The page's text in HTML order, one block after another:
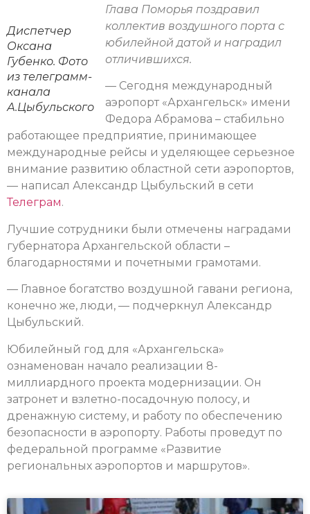
Диспетчер
Оксана
Губенко. Фото
из телеграмм-
канала
А.Цыбульского
Глава Поморья поздравил
коллектив воздушного порта с
юбилейной датой и наградил
отличившихся.
— Сегодня международный
аэропорт «Архангельск» имени
Федора Абрамова – стабильно
работающее предприятие, принимающее
международные рейсы и уделяющее серьезное
внимание развитию областной сети аэропортов,
— написал Александр Цыбульский в сети
Телеграм.
Лучшие сотрудники были отмечены наградами
губернатора Архангельской области –
благодарностями и почетными грамотами.
— Главное богатство воздушной гавани региона,
конечно же, люди, — подчеркнул Александр
Цыбульский.
Юбилейный год для «Архангельска»
ознаменован начало реализации 8-
миллиардного проекта модернизации. Он
затронет и взлетно-посадочную полосу, и
дренажную систему, и работу по обеспечению
безопасности в аэропорту. Работы проведут по
федеральной программе «Развитие
региональных аэропортов и маршрутов».